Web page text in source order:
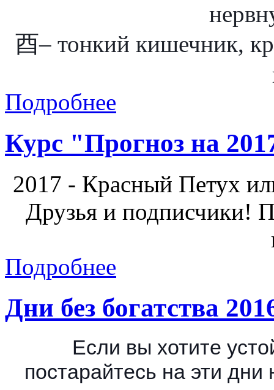
酉– тонкий кишечник,
Подробнее
Курс "Прогноз на
2017 - Красный Петух
Друзья и подписчики!
Подробнее
Дни без богатства
Если вы хотите
постарайтесь на эти